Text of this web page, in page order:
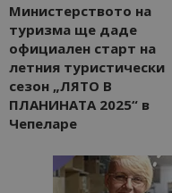
Министерството на
туризма ще даде
официален старт на
летния туристически
сезон „ЛЯТО В
ПЛАНИНАТА 2025“ в
Чепеларе